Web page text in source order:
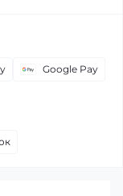
Google Pay